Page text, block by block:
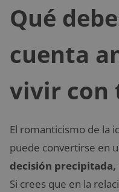
Qué
cuenta
vivir con
El romanticismo de la
puede convertirse en
decisión
Si crees que en la